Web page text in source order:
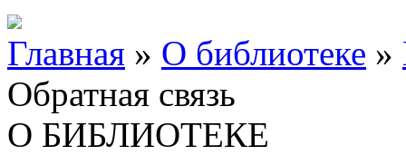
Главная » О библиотеке »
Обратная связь
О БИБЛИОТЕКЕ